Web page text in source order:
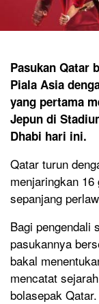
Pasukan Qatar
Piala Asia
yang pertama
Jepun di
Dhabi hari ini.
Qatar turun
menjaringkan
sepanjang
Bagi pengendali
pasukannya
bakal
mencatat
bolasepak Qatar.